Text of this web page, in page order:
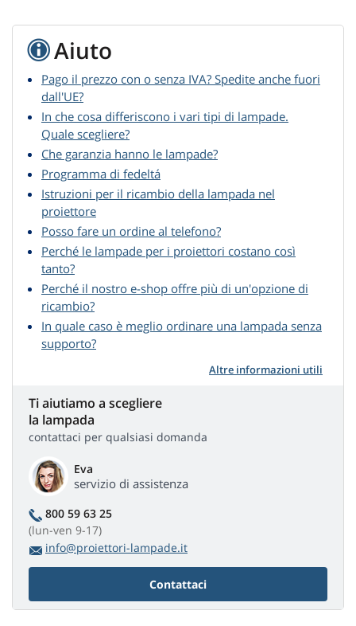
Aiuto
Pago il prezzo con o senza IVA? Spedite anche fuori
dall'UE?
In che cosa differiscono i vari tipi di lampade.
Quale scegliere?
Che garanzia hanno le lampade?
Programma di fedeltá
Istruzioni per il ricambio della lampada nel
proiettore
Posso fare un ordine al telefono?
Perché le lampade per i proiettori costano così
tanto?
Perché il nostro e-shop offre più di un'opzione di
ricambio?
In quale caso è meglio ordinare una lampada senza
supporto?
Altre informazioni utili
Ti aiutiamo a scegliere
la lampada
contattaci per qualsiasi domanda
Eva
servizio di assistenza
800 59 63 25
(lun-ven 9-17)
info@proiettori-lampade.it
Contattaci